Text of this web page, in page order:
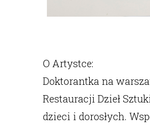
O Artystce:
Doktorantka na
Restauracji Dzieł
dzieci i dorosłych.